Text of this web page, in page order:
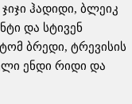
ჰადიდი, ბლეიკ
და სტივენ
ბრედი, ტრევისის
ენდი რიდი და